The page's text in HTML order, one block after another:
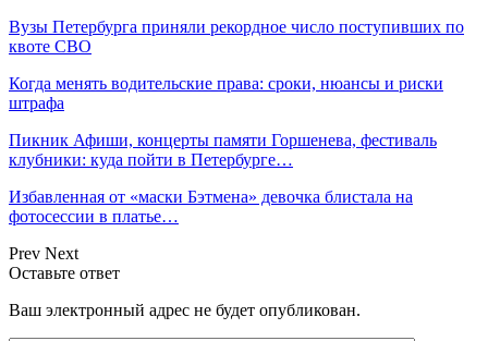
Вузы Петербурга приняли рекордное число поступивших по
квоте СВО
Когда менять водительские права: сроки, нюансы и риски
штрафа
Пикник Афиши, концерты памяти Горшенева, фестиваль
клубники: куда пойти в Петербурге…
Избавленная от «маски Бэтмена» девочка блистала на
фотосессии в платье…
Prev Next
Оставьте ответ
Ваш электронный адрес не будет опубликован.